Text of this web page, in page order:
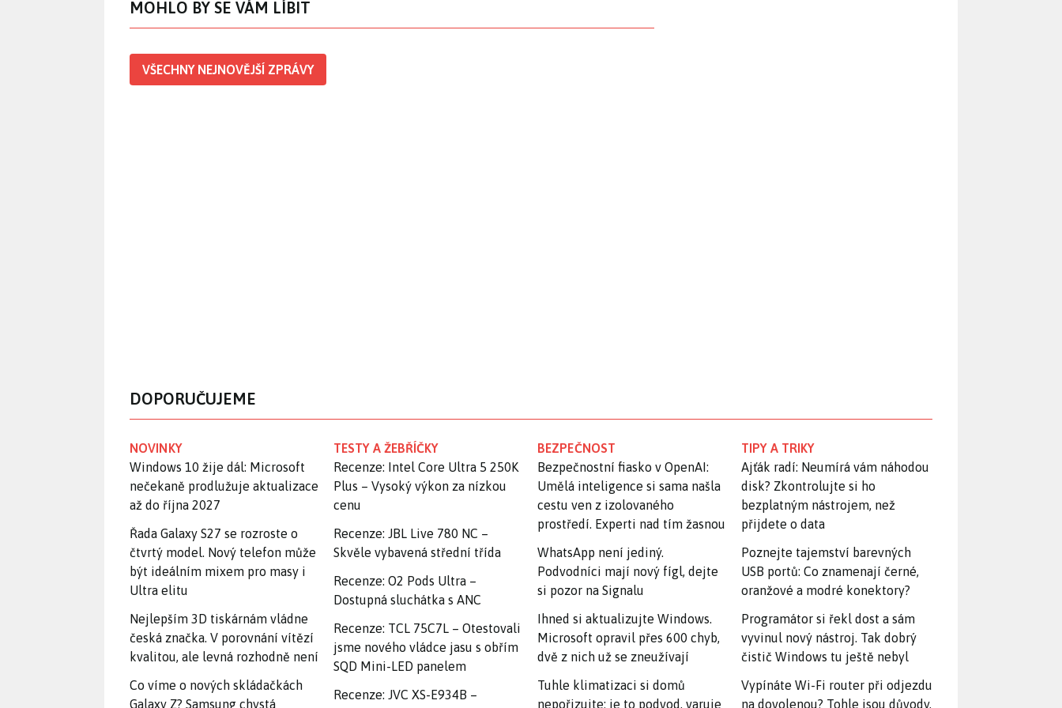
MOHLO BY SE VÁM LÍBIT
VŠECHNY NEJNOVĚJŠÍ ZPRÁVY
DOPORUČUJEME
NOVINKY
Windows 10 žije dál: Microsoft
nečekaně prodlužuje aktualizace
až do října 2027
Řada Galaxy S27 se rozroste o
čtvrtý model. Nový telefon může
být ideálním mixem pro masy i
Ultra elitu
Nejlepším 3D tiskárnám vládne
česká značka. V porovnání vítězí
kvalitou, ale levná rozhodně není
Co víme o nových skládačkách
Galaxy Z? Samsung chystá
TESTY A ŽEBŘÍČKY
Recenze: Intel Core Ultra 5 250K
Plus – Vysoký výkon za nízkou
cenu
Recenze: JBL Live 780 NC –
Skvěle vybavená střední třída
Recenze: O2 Pods Ultra –
Dostupná sluchátka s ANC
Recenze: TCL 75C7L – Otestovali
jsme nového vládce jasu s obřím
SQD Mini-LED panelem
Recenze: JVC XS-E934B –
BEZPEČNOST
Bezpečnostní fiasko v OpenAI:
Umělá inteligence si sama našla
cestu ven z izolovaného
prostředí. Experti nad tím žasnou
WhatsApp není jediný.
Podvodníci mají nový fígl, dejte
si pozor na Signalu
Ihned si aktualizujte Windows.
Microsoft opravil přes 600 chyb,
dvě z nich už se zneužívají
Tuhle klimatizaci si domů
nepořizujte: je to podvod, varuje
TIPY A TRIKY
Ajťák radí: Neumírá vám náhodou
disk? Zkontrolujte si ho
bezplatným nástrojem, než
přijdete o data
Poznejte tajemství barevných
USB portů: Co znamenají černé,
oranžové a modré konektory?
Programátor si řekl dost a sám
vyvinul nový nástroj. Tak dobrý
čistič Windows tu ještě nebyl
Vypínáte Wi-Fi router při odjezdu
na dovolenou? Tohle jsou důvody,